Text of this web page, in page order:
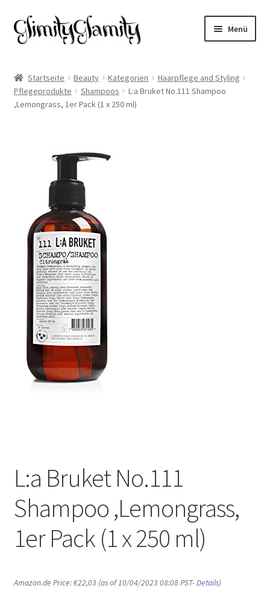
Zur
Navigation
Zum
Inhalt
Menü
Cookie-Richtlinie (EU)
Impressum
Mein Konto
Warenkorb
Startseite Beauty Kategorien
Haarpflege and Styling
Pflegeprodukte
Shampoos
L:a Bruket No.111 Shampoo
,Lemongrass, 1er Pack (1 x 250 ml)
L:a Bruket No.111
Shampoo ,Lemongrass,
1er Pack (1 x 250 ml)
Amazon.de Price:€22,03 (as of 10/04/2023 08:08 PST-Details)